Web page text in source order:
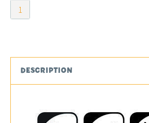
quantité
de
DESCRIPTION